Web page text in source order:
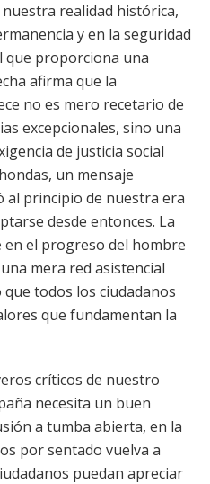
nuestra realidad histórica,
y en la seguridad
que proporciona una
afirma que la
no es mero recetario de
excepcionales, sino una
de justicia social
un mensaje
al principio de nuestra era
desde entonces. La
en el progreso del hombre
mera red asistencial
todos los ciudadanos
que fundamentan la
críticos de nuestro
necesita un buen
a tumba abierta, en la
por sentado vuelva a
puedan apreciar